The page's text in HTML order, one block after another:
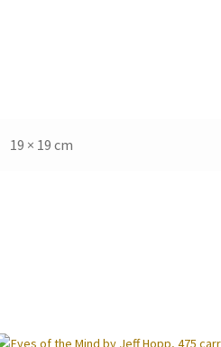
19 × 19 cm